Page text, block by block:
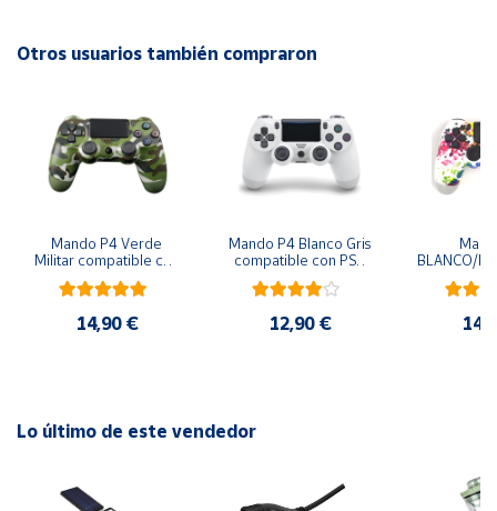
Cuenta
cliente
Península
Baleares
Otros usuarios también compraron
Mando P4 Verde
Militar compatible con
PS4 Play Station 4
14,90 €
Mando P4 Blanco Gris
compatible con PS4
Play Station 4
12,90 €
BLANCO/
Play
Lo último de este vendedor